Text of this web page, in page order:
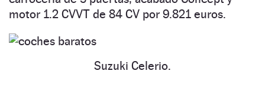
motor 1.2 CVVT de 84 CV por 9.821 euros.
Suzuki Celerio.